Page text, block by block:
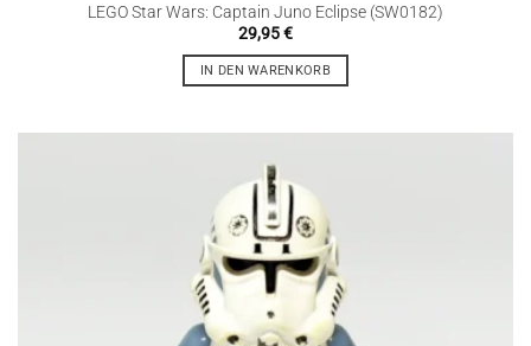
LEGO Star Wars: Captain Juno Eclipse (SW0182)
29,95€
IN DEN WARENKORB